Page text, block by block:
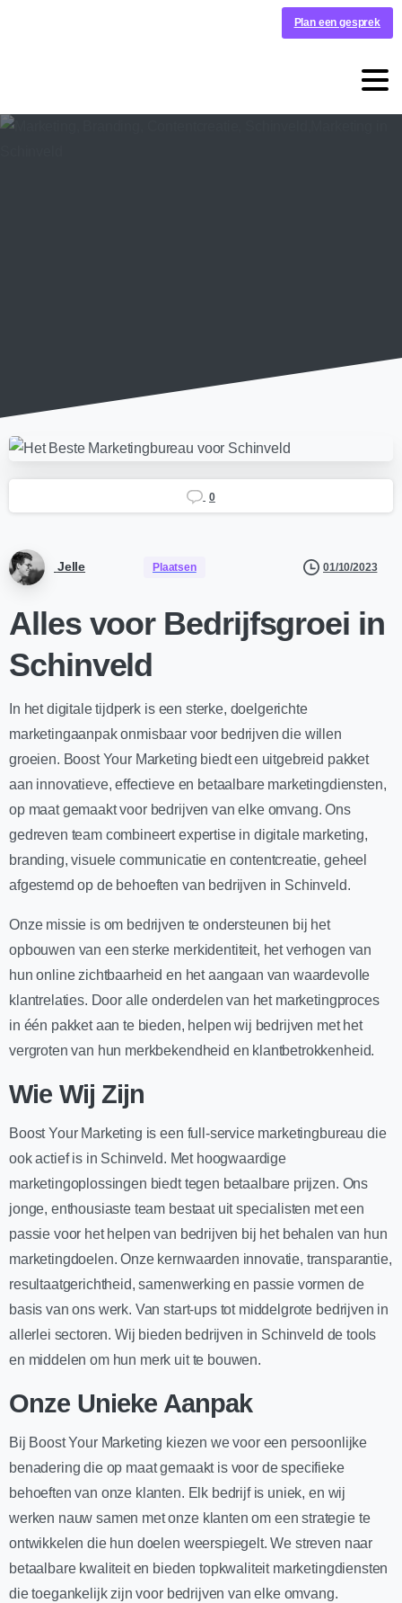
Plan een gesprek
0
Jelle Plaatsen 01/10/2023
Alles voor Bedrijfsgroei in
Schinveld
In het digitale tijdperk is een sterke, doelgerichte
marketingaanpak onmisbaar voor bedrijven die willen
groeien. Boost Your Marketing biedt een uitgebreid pakket
aan innovatieve, effectieve en betaalbare marketingdiensten,
op maat gemaakt voor bedrijven van elke omvang. Ons
gedreven team combineert expertise in digitale marketing,
branding, visuele communicatie en contentcreatie, geheel
afgestemd op de behoeften van bedrijven in Schinveld.
Onze missie is om bedrijven te ondersteunen bij het
opbouwen van een sterke merkidentiteit, het verhogen van
hun online zichtbaarheid en het aangaan van waardevolle
klantrelaties. Door alle onderdelen van het marketingproces
in één pakket aan te bieden, helpen wij bedrijven met het
vergroten van hun merkbekendheid en klantbetrokkenheid.
Wie Wij Zijn
Boost Your Marketing is een full-service marketingbureau die
ook actief is in Schinveld. Met hoogwaardige
marketingoplossingen biedt tegen betaalbare prijzen. Ons
jonge, enthousiaste team bestaat uit specialisten met een
passie voor het helpen van bedrijven bij het behalen van hun
marketingdoelen. Onze kernwaarden innovatie, transparantie,
resultaatgerichtheid, samenwerking en passie vormen de
basis van ons werk. Van start-ups tot middelgrote bedrijven in
allerlei sectoren. Wij bieden bedrijven in Schinveld de tools
en middelen om hun merk uit te bouwen.
Onze Unieke Aanpak
Bij Boost Your Marketing kiezen we voor een persoonlijke
benadering die op maat gemaakt is voor de specifieke
behoeften van onze klanten. Elk bedrijf is uniek, en wij
werken nauw samen met onze klanten om een strategie te
ontwikkelen die hun doelen weerspiegelt. We streven naar
betaalbare kwaliteit en bieden topkwaliteit marketingdiensten
die toegankelijk zijn voor bedrijven van elke omvang.